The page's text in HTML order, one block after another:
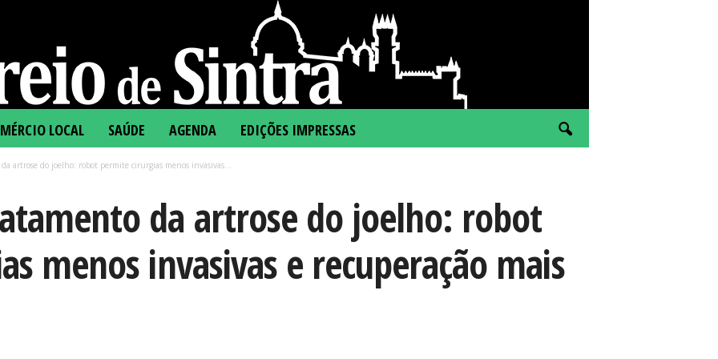
LOCAL SAÚDE AGENDA EDIÇÕES IMPRESSAS
artrose do joelho: robot permite cirurgias menos invasivas...
da artrose do joelho: robot
menos invasivas e recuperação mais